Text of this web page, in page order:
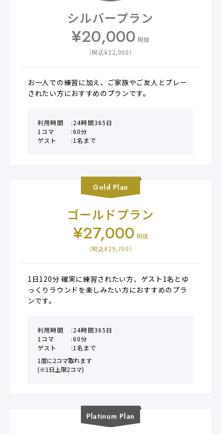
シルバープラン
¥20,000 税抜
（税込¥22,000）
お一人での練習に加え、ご家族やご友人とプレー
されたい方におすすめのプランです。
利用時間
24時間365日
1コマ
60分
ゲスト
1名まで
Gold Plan
ゴールドプラン
¥27,000 税抜
（税込¥29,700）
1日120分 確実に練習されたい方、ゲスト1名とゆ
っくりラウンドを楽しみたい方におすすめのプラ
ンです。
利用時間
24時間365日
1コマ
60分
ゲスト
1名まで
1度に2コマ取れます
(※1日上限2コマ)
Platinum Plan